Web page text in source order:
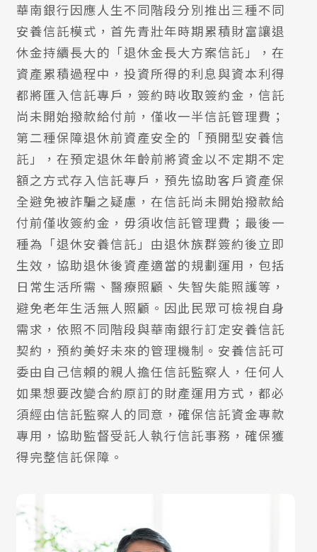
華南銀行因應人生不同階段分別推出三種不同
安養信託模式，首先青壯年時期累積財富讓退
休金持續長大的「退休金長大方案信託」，在
資產累積過程中，投資所得的利息與資本利得
都將匯入信託專戶，簽約時收取簽約金，信託
尚未開始撥款給付前，僅收一半信託管理費；
第二種保障退休前資產安全的「預開型安養信
託」，在預定退休年齡前將資金以不定期不定
額之方式存入信託專戶，預先協助客戶資產保
全避免被詐騙之疑慮，在信託尚未開始撥款給
付前僅收簽約金，毋須收信託管理費；最後一
種為「退休安養信託」由退休族群簽約後立即
生效，協助退休後資產適當的規劃運用，包括
日常生活所需、醫療照顧、失智失能照護等，
避免老年生活無人照顧。因此民眾可檢視自身
需求，依照不同階段與華南銀行訂定安養信託
契約，預約美好未來的管理機制。安養信託可
委由自己信賴的親人擔任信託監察人，任何人
如果想要改變合約原訂的財產運用方式，都必
須經由信託監察人的同意，確保信託資金專款
專用，協助監督受託人執行信託事務，確保獲
得完整信託保障。